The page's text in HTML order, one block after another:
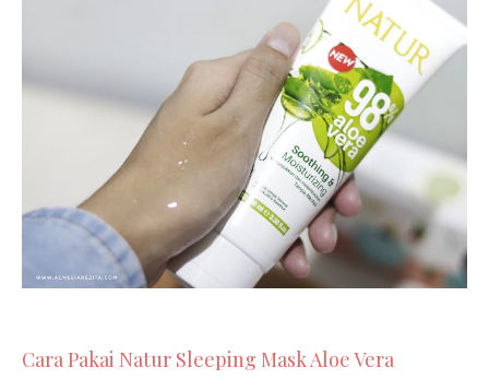
Cara Pakai Natur Sleeping Mask Aloe Vera